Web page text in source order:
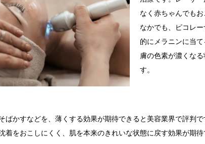
なく赤ちゃんでもお
なかでも、ピコレ
的にメラニンに当
膚の色素が濃くな
す。
ばかすなどを、薄くする効果が期待できると美容業界で評判
着をおこしにくく、肌を本来のきれいな状態に戻す効果が期待